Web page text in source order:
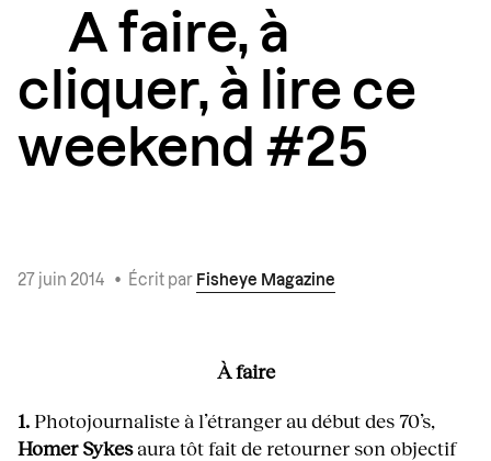
A faire, à
cliquer, à lire ce
weekend #25
27 juin 2014 • Écrit par Fisheye Magazine
À faire
1. Photojournaliste à l’étranger au début des 70’s,
Homer Sykesaura tôt fait de retourner son objectif